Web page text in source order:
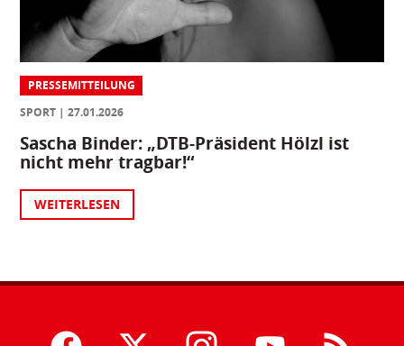
PRESSEMITTEILUNG
SPORT
27.01.2026
Sascha Binder: „DTB-Präsident Hölzl ist
nicht mehr tragbar!“
WEITERLESEN